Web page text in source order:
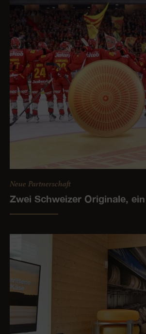
Neue Partnerschaft
Zwei Schweizer Originale, ein